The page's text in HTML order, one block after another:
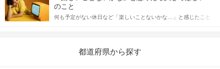
っしゃるのではないでしょうか。 そこで今回は、男性から女性へ
送るLINEでのデートの誘い方のコツをご紹介します。例文も混じ
えながら解説するので、ぜひ参考にしてください。
のこと
何も予定がない休日など「楽しいことないかな…」と感じたこと
の楽しいことアイデアを集めました♪ いままさに楽しいことを探し
都道府県から探す